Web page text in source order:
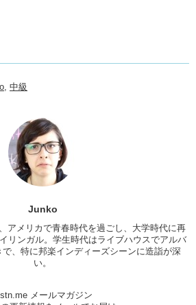
, 中級
Junko
アメリカで青春時代を過ごし、大学時代に再
リンガル。学生時代はライブハウスでアルバ
、特に邦楽インディーズシーンに造詣が深
い。
メールマガジン